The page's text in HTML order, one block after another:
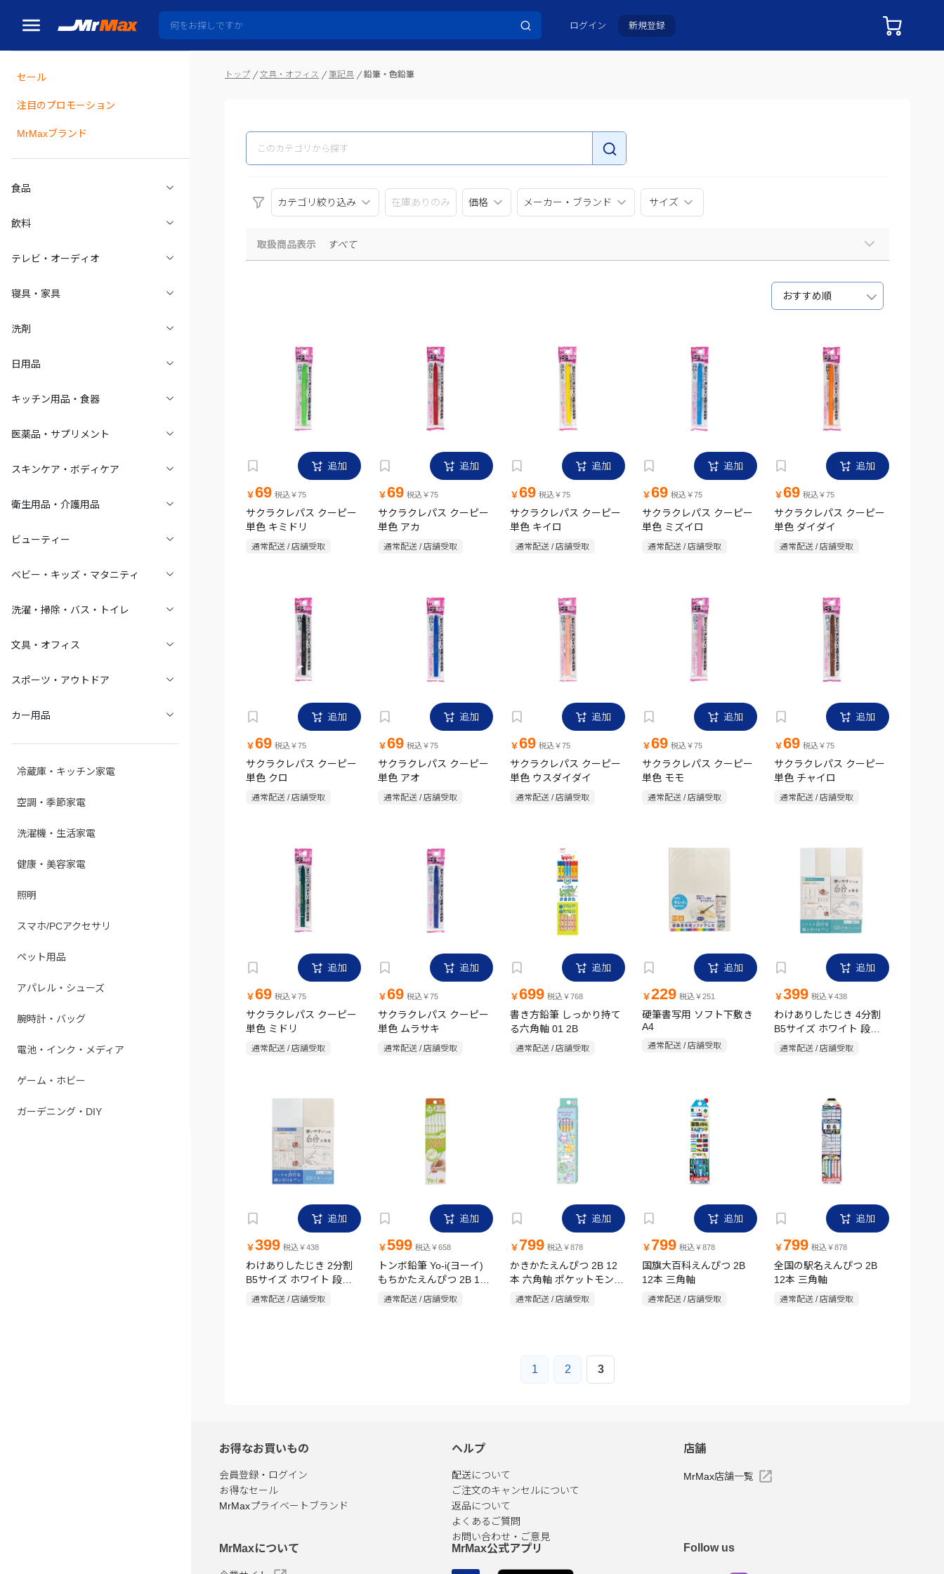
ログイン 新規登録
セール
注目のプロモーション
MrMaxブランド
食品
飲料
テレビ・オーディオ
寝具・家具
洗剤
日用品
キッチン用品・食器
医薬品・サプリメント
スキンケア・ボディケア
衛生用品・介護用品
ビューティー
ベビー・キッズ・マタニティ
洗濯・掃除・バス・トイレ
文具・オフィス
スポーツ・アウトドア
カー用品
冷蔵庫・キッチン家電
空調・季節家電
洗濯機・生活家電
健康・美容家電
照明
スマホ/PCアクセサリ
ペット用品
アパレル・シューズ
腕時計・バッグ
電池・インク・メディア
ゲーム・ホビー
ガーデニング・DIY
トップ 文具・オフィス 筆記具 鉛筆・色鉛筆
カテゴリ絞り込み 在庫ありのみ 価格 メーカー・ブランド サイズ
取扱商品表示 すべて
おすすめ順
追加
￥69 税込￥75
サクラクレパス クーピー
単色 キミドリ
通常配送 / 店舗受取
追加
￥69 税込￥75
サクラクレパス クーピー
単色 アカ
通常配送 / 店舗受取
追加
￥69 税込￥75
サクラクレパス クーピー
単色 キイロ
通常配送 / 店舗受取
追加
￥69 税込￥75
サクラクレパス クーピー
単色 ミズイロ
通常配送 / 店舗受取
追加
￥69 税込￥75
サクラクレパス クーピー
単色 ダイダイ
通常配送 / 店舗受取
追加
￥69 税込￥75
サクラクレパス クーピー
単色 クロ
通常配送 / 店舗受取
追加
￥69 税込￥75
サクラクレパス クーピー
単色 アオ
通常配送 / 店舗受取
追加
￥69 税込￥75
サクラクレパス クーピー
単色 ウスダイダイ
通常配送 / 店舗受取
追加
￥69 税込￥75
サクラクレパス クーピー
単色 モモ
通常配送 / 店舗受取
追加
￥69 税込￥75
サクラクレパス クーピー
単色 チャイロ
通常配送 / 店舗受取
追加
￥69 税込￥75
サクラクレパス クーピー
単色 ミドリ
通常配送 / 店舗受取
追加
￥69 税込￥75
サクラクレパス クーピー
単色 ムラサキ
通常配送 / 店舗受取
追加
￥699 税込￥768
書き方鉛筆 しっかり持て
る六角軸 01 2B
通常配送 / 店舗受取
追加
￥229 税込￥251
硬筆書写用 ソフト下敷き
A4
通常配送 / 店舗受取
追加
￥399 税込￥438
わけありしたじき 4分割
B5サイズ ホワイト 段差
ガイド付き
通常配送 / 店舗受取
追加
￥399 税込￥438
わけありしたじき 2分割
B5サイズ ホワイト 段差
ガイド付き
通常配送 / 店舗受取
追加
￥599 税込￥658
トンボ鉛筆 Yo-i(ヨーイ)
もちかたえんぴつ 2B 12
本 三角軸
通常配送 / 店舗受取
追加
￥ 799 税込￥878
かきかたえんぴつ 2B 12
本 六角軸 ポケットモンス
ターファンシータイム
通常配送 / 店舗受取
追加
￥ 799 税込￥878
国旗大百科えんぴつ 2B
12本 三角軸
通常配送 / 店舗受取
追加
￥ 799 税込￥878
全国の駅名えんぴつ 2B
12本 三角軸
通常配送 / 店舗受取
1 2 3
お得なお買いもの
会員登録・ログイン
お得なセール
MrMaxプライベートブランド
ヘルプ
配送について
ご注文のキャンセルについて
返品について
よくあるご質問
お問い合わせ・ご意見
店舗
MrMax店舗一覧
MrMaxについて MrMax公式アプリ Follow us